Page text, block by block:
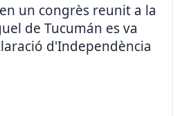
un congrès reunit a la
de Tucumán es va
d'Independència